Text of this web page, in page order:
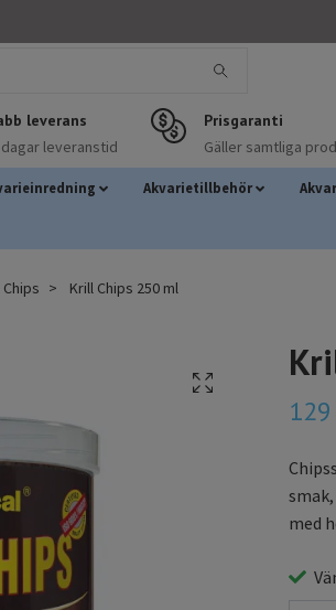
leverans
dagar leveranstid
Prisgaranti
Gäller samtliga
Akvarietillbehör
Krill Chips 250 ml
med